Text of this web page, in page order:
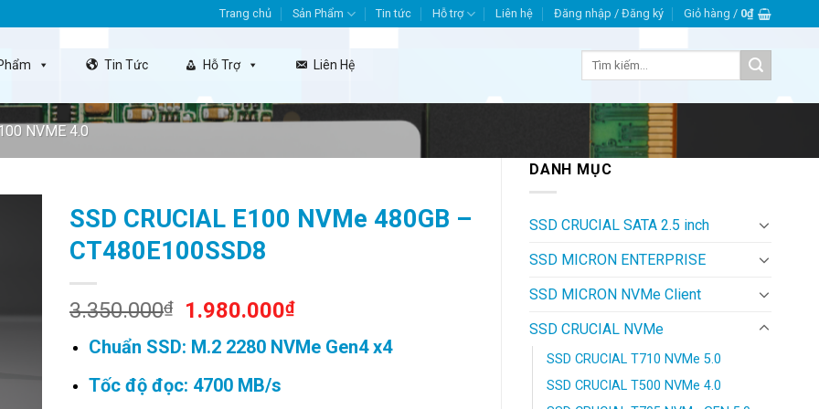
Trang chủ Sản Phẩm Tin tức Hỗ trợ Liên hệ Đăng nhập / Đăng ký Giỏ hàng / 0₫
Tin Tức Hỗ Trợ Liên Hệ
Tìm
NVME 4.0
DANH MỤC
SSD CRUCIAL SATA 2.5 inch
SSD MICRON ENTERPRISE
SSD MICRON NVMe Client
SSD CRUCIAL NVMe
SSD CRUCIAL T710 NVMe 5.0
SSD CRUCIAL T500 NVMe 4.0
SSD CRUCIAL E100 NVMe 480GB –
CT480E100SSD8
3.350.000₫
Original
was:
3.350.000₫.
1.980.000₫Current
is:
Chuẩn SSD: M.2 2280 NVMe Gen4 x4
Tốc độ đọc: 4700 MB/s